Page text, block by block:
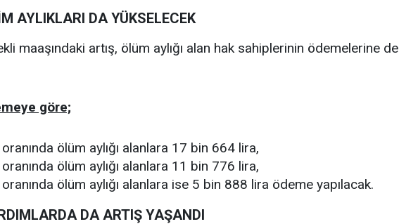
AYLIKLARI DA YÜKSELECEK
maaşındaki artış, ölüm aylığı alan hak sahiplerinin ödemelerine de
göre;
ölüm aylığı alanlara 17 bin 664 lira,
ölüm aylığı alanlara 11 bin 776 lira,
ölüm aylığı alanlara ise 5 bin 888 lira ödeme yapılacak.
DA ARTIŞ YAŞANDI